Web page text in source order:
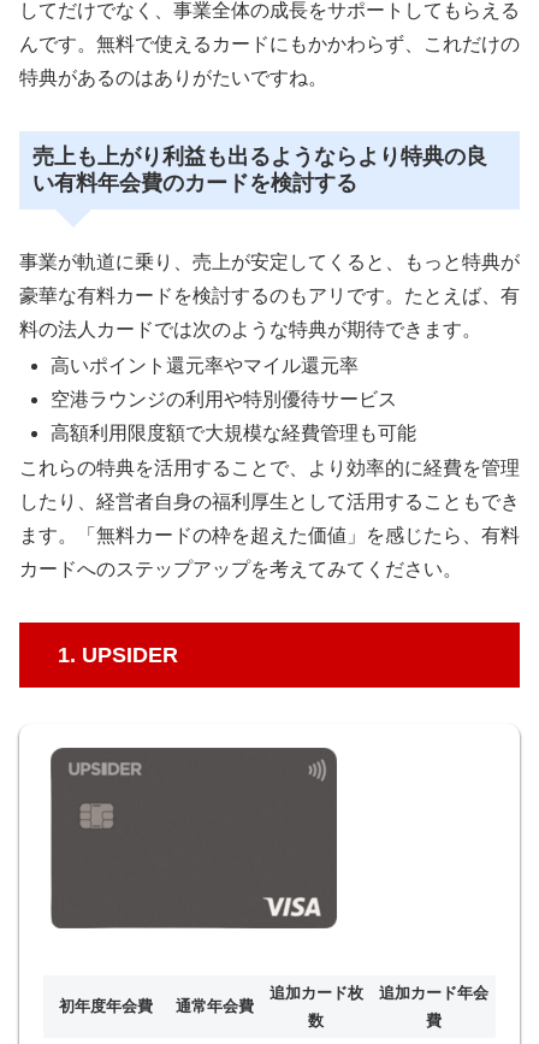
してだけでなく、事業全体の成長をサポートしてもらえる
んです。無料で使えるカードにもかかわらず、これだけの
特典があるのはありがたいですね。
売上も上がり利益も出るようならより特典の良
い有料年会費のカードを検討する
事業が軌道に乗り、売上が安定してくると、もっと特典が
豪華な有料カードを検討するのもアリです。たとえば、有
料の法人カードでは次のような特典が期待できます。
高いポイント還元率やマイル還元率
空港ラウンジの利用や特別優待サービス
高額利用限度額で大規模な経費管理も可能
これらの特典を活用することで、より効率的に経費を管理
したり、経営者自身の福利厚生として活用することもでき
ます。「無料カードの枠を超えた価値」を感じたら、有料
カードへのステップアップを考えてみてください。
1. UPSIDER
初年度年会費 通常年会費
追加カード枚
数
追加カード年会
費